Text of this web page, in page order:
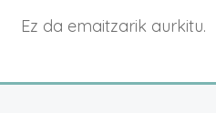
Ez da emaitzarik aurkitu.